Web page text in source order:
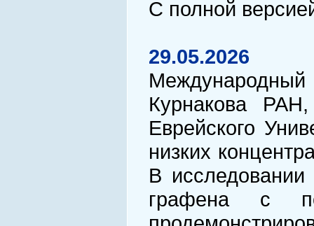
С полной
29.05.2026
Международный
Курнакова
Еврейского
низких
В
графена с